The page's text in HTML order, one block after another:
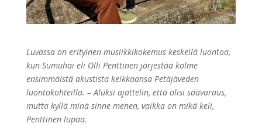
Luvassa on erityinen musiikkikokemus keskellä luontoa,
kun Sumuhai eli Olli Penttinen järjestää kolme
ensimmäistä akustista keikkaansa Petäjäveden
luontokohteilla. – Aluksi ajattelin, että olisi säävaraus,
mutta kyllä minä sinne menen, vaikka on mikä keli,
Penttinen lupaa.